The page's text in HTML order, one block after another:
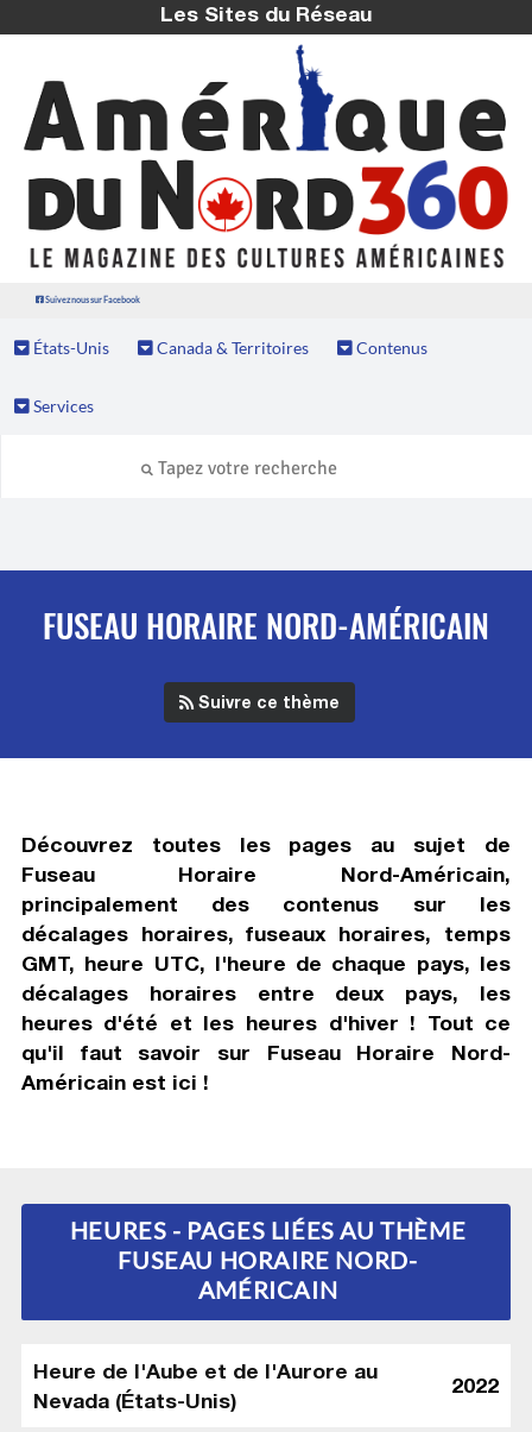
Les Sites du Réseau
Suivez nous sur Facebook
États-Unis Canada & Territoires Contenus
Services
FUSEAU HORAIRE NORD-AMÉRICAIN
Suivre ce thème
Découvrez toutes les pages au sujet de
Fuseau Horaire Nord-Américain,
principalement des contenus sur les
décalages horaires, fuseaux horaires, temps
GMT, heure UTC, l'heure de chaque pays, les
décalages horaires entre deux pays, les
heures d'été et les heures d'hiver ! Tout ce
qu'il faut savoir sur Fuseau Horaire Nord-
Américainest ici !
HEURES - PAGES LIÉES AU THÈME
FUSEAU HORAIRE NORD-
AMÉRICAIN
Heure de l'Aube et de l'Aurore au
Nevada (États-Unis)
2022